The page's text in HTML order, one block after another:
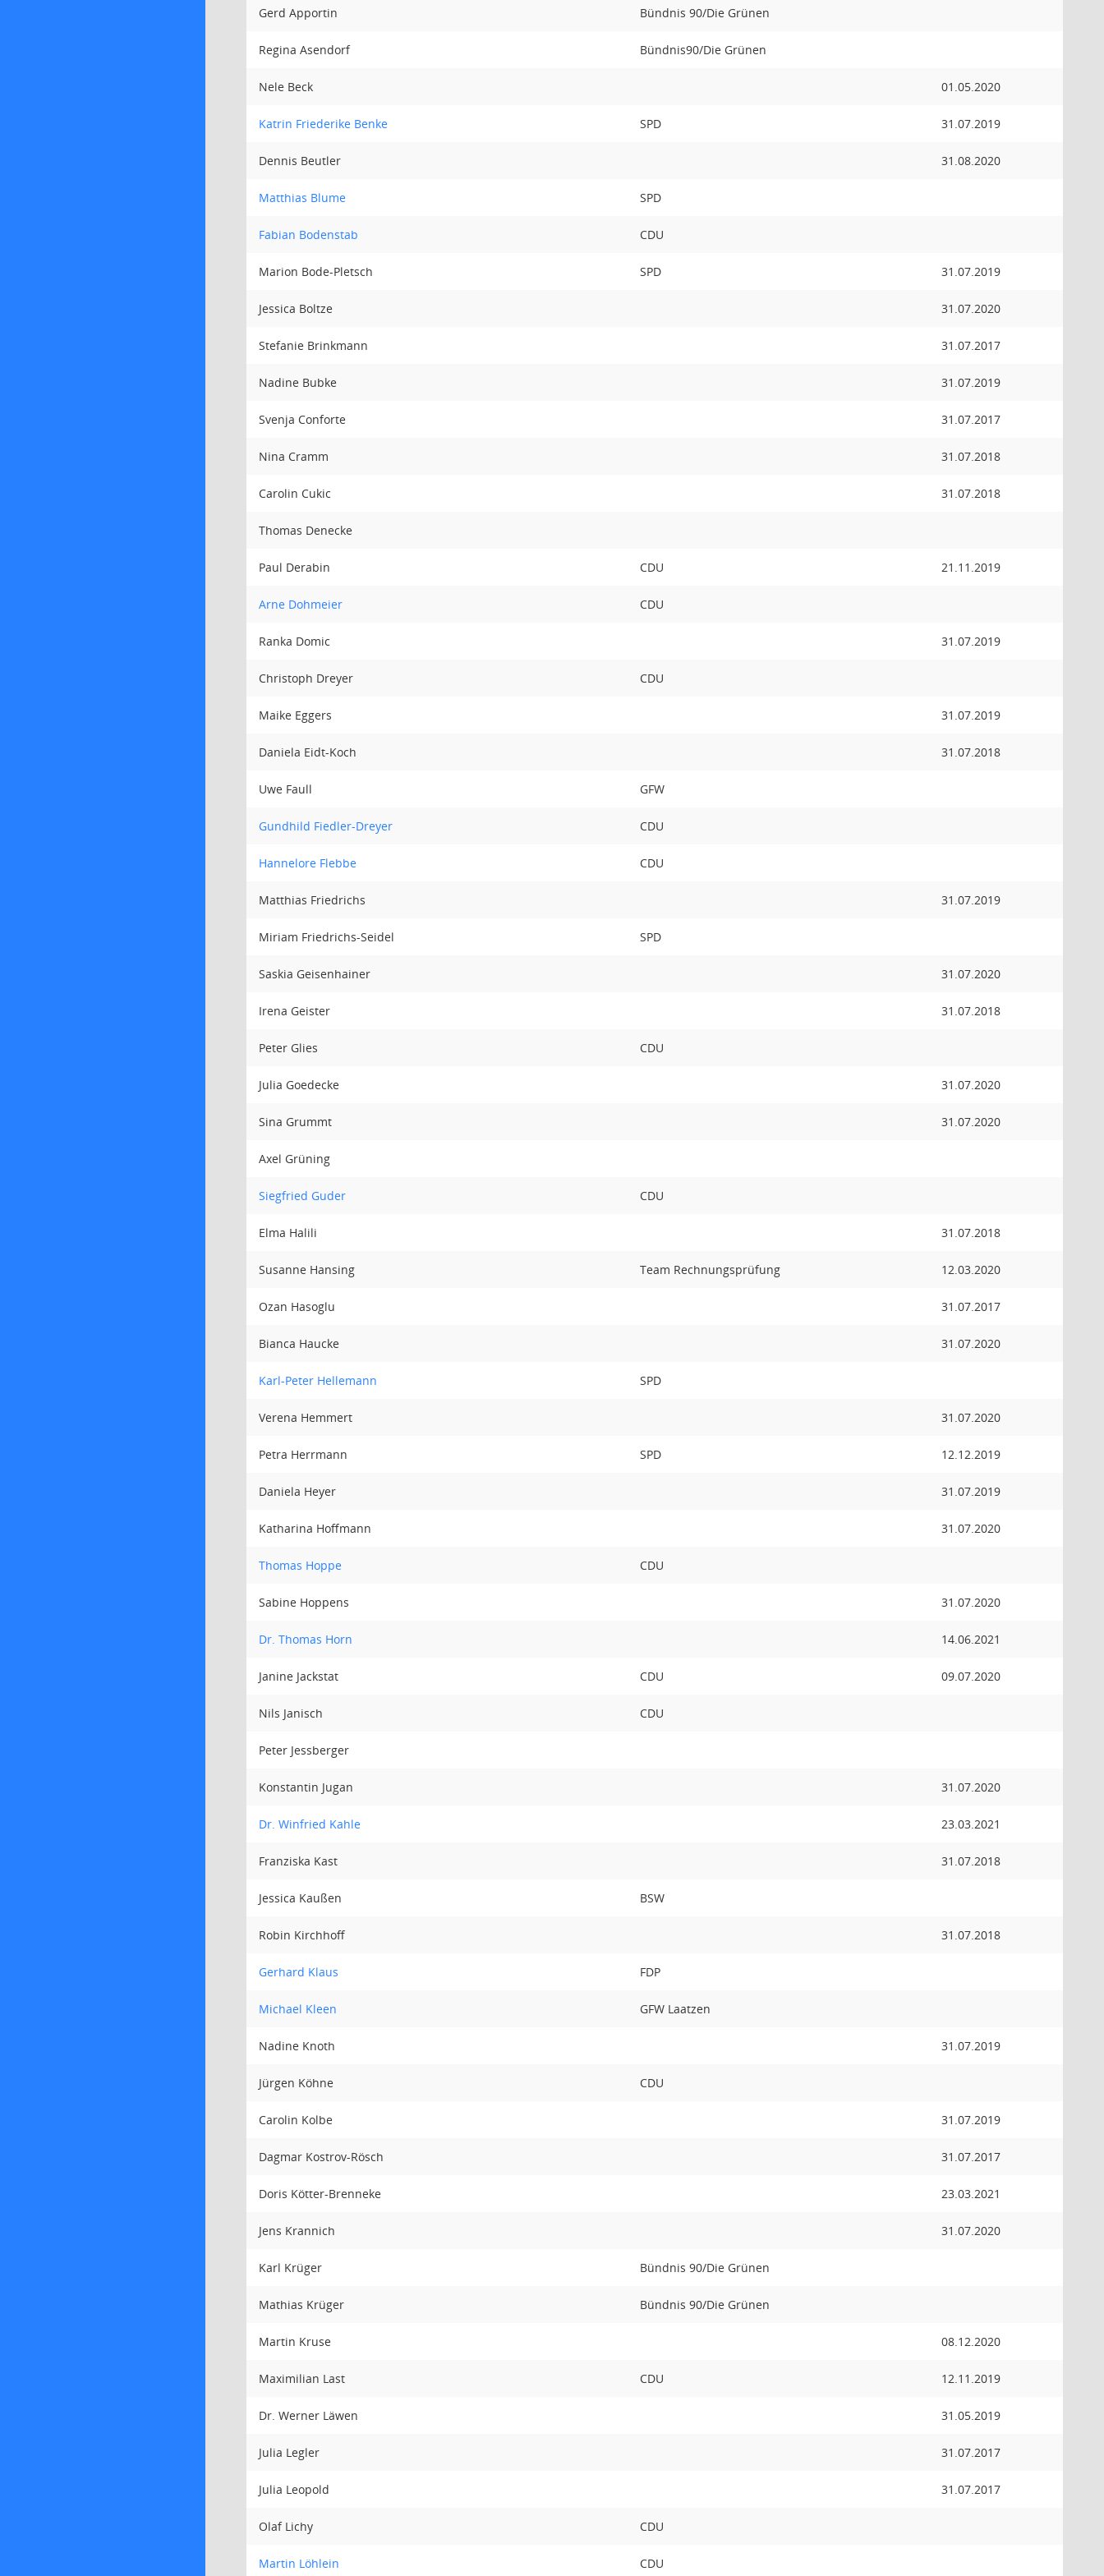
Gerd Apportin Bündnis 90/Die Grünen
Regina Asendorf Bündnis90/Die Grünen
Nele Beck 01.05.2020
Katrin Friederike Benke SPD 31.07.2019
Dennis Beutler 31.08.2020
Matthias Blume SPD
Fabian Bodenstab CDU
Marion Bode-Pletsch SPD 31.07.2019
Jessica Boltze 31.07.2020
Stefanie Brinkmann 31.07.2017
Nadine Bubke 31.07.2019
Svenja Conforte 31.07.2017
Nina Cramm 31.07.2018
Carolin Cukic 31.07.2018
Thomas Denecke
Paul Derabin CDU 21.11.2019
Arne Dohmeier CDU
Ranka Domic 31.07.2019
Christoph Dreyer CDU
Maike Eggers 31.07.2019
Daniela Eidt-Koch 31.07.2018
Uwe Faull GFW
Gundhild Fiedler-Dreyer CDU
Hannelore Flebbe CDU
Matthias Friedrichs 31.07.2019
Miriam Friedrichs-Seidel SPD
Saskia Geisenhainer 31.07.2020
Irena Geister 31.07.2018
Peter Glies CDU
Julia Goedecke 31.07.2020
Sina Grummt 31.07.2020
Axel Grüning
Siegfried Guder CDU
Elma Halili 31.07.2018
Susanne Hansing Team Rechnungsprüfung 12.03.2020
Ozan Hasoglu 31.07.2017
Bianca Haucke 31.07.2020
Karl-Peter Hellemann SPD
Verena Hemmert 31.07.2020
Petra Herrmann SPD 12.12.2019
Daniela Heyer 31.07.2019
Katharina Hoffmann 31.07.2020
Thomas Hoppe CDU
Sabine Hoppens 31.07.2020
Dr. Thomas Horn 14.06.2021
Janine Jackstat CDU 09.07.2020
Nils Janisch CDU
Peter Jessberger
Konstantin Jugan 31.07.2020
Dr. Winfried Kahle 23.03.2021
Franziska Kast 31.07.2018
Jessica Kaußen BSW
Robin Kirchhoff 31.07.2018
Gerhard Klaus FDP
Michael Kleen GFW Laatzen
Nadine Knoth 31.07.2019
Jürgen Köhne CDU
Carolin Kolbe 31.07.2019
Dagmar Kostrov-Rösch 31.07.2017
Doris Kötter-Brenneke 23.03.2021
Jens Krannich 31.07.2020
Karl Krüger Bündnis 90/Die Grünen
Mathias Krüger Bündnis 90/Die Grünen
Martin Kruse 08.12.2020
Maximilian Last CDU 12.11.2019
Dr. Werner Läwen 31.05.2019
Julia Legler 31.07.2017
Julia Leopold 31.07.2017
Olaf Lichy CDU
Martin Löhlein CDU